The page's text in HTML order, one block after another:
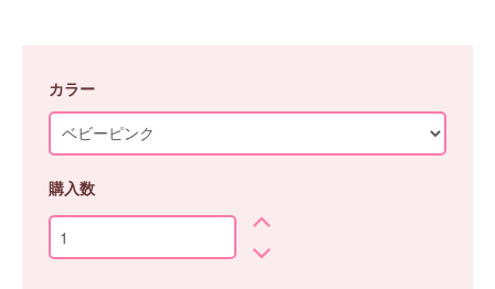
カラー
購入数